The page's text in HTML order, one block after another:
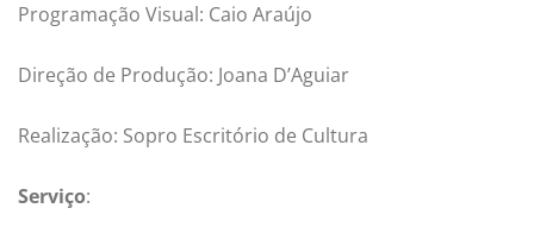
Programação Visual: Caio Araújo
Direção de Produção: Joana D’Aguiar
Realização: Sopro Escritório de Cultura
Serviço: